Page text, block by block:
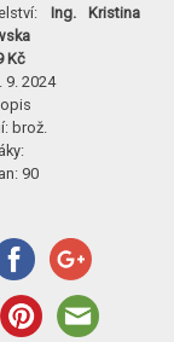
Ing. Kristina
Kč
9. 2024
brož.
90